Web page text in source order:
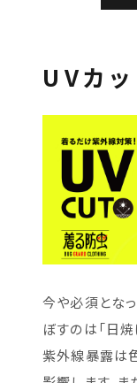
UVカ
今や必須とな
ぼすのは「日
紫外線暴露は